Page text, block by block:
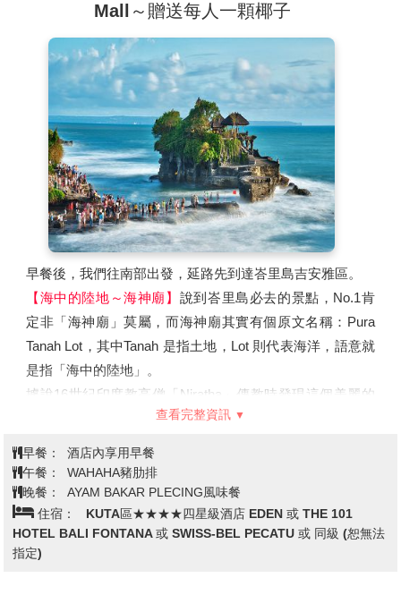
一地，就約有10處皇宮可參觀，其中不少還增闢了旅館或
餐廳，讓我們史無前例的親近王孫貴族。
【猴子森林路】
烏布除了逛逛皇宮、市場及藝品店以外，可
別忘了去趟猴子森林/聖猴森林，這座森林位於烏布地區的
南邊，如果天氣不是很熱，由皇宮一路散步過去也不會太
遠。在此公園前的街道即被命名為”猴子森林路”。此條路上
有大大小小不同的商家，就算不買東西，光是走走看看便很
有意思，來到這裡您一定不能錯過。
Mall～贈送每人一顆椰子
早餐後，我們往南部出發，延路先到達峇里島吉安雅區。
【海中的陸地～海神廟 】 說到峇里島必去的景點，No.1肯
定非「海神廟」莫屬，而海神廟其實有個原文名稱：Pura
Tanah Lot，其中Tanah 是指土地，Lot 則代表海洋，語意就
是指「海中的陸地」。
據說16世紀印度教高僧「Niratha」傳教時發現這個美麗的
岩島，波浪拍打沖擊所形成的陡峭礁岩上，為保佑峇里島居
闊、海天一線，海神廟不但是印尼峇里島六大寺廟之一，更
是峇里島最重要的一座海岸寺廟。
玩了一天，今晚好好享受為您安排的峇里島傳統花瓣浴
【LULUR SPA 120分鐘】
查看完整資訊
早餐：
酒店內享用早餐
午餐：
WAHAHA豬肋排
晚餐：
AYAM BAKAR PLECING風味餐
住宿：
KUTA區★★★★四星級酒店 EDEN 或 THE 101
HOTEL BALI FONTANA 或 SWISS-BEL PECATU 或 同級 (恕無法
指定)